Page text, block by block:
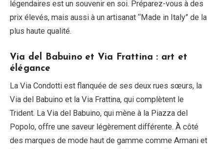
légendaires est un souvenir en soi. Préparez-vous à des
prix élevés, mais aussi à un artisanat “Made in Italy” de la
plus haute qualité.
Via del Babuino et Via Frattina : art et
élégance
La Via Condotti est flanquée de ses deux rues sœurs, la
Via del Babuino et la Via Frattina, qui complètent le
Trident. La Via del Babuino, qui mène à la Piazza del
Popolo, offre une saveur légèrement différente. À côté
des marques de mode haut de gamme comme Armani et